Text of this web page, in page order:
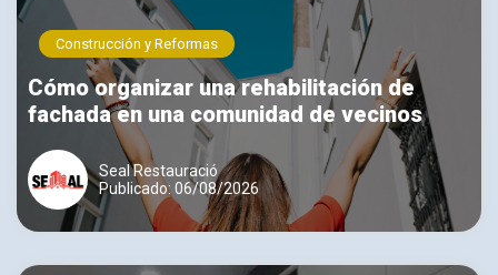
Construcción y Reformas
Cómo organizar una rehabilitación de
fachada en una comunidad de vecinos
Seal Restauració
Publicado: 06/08/2026